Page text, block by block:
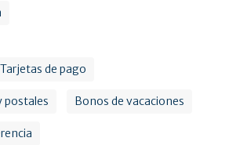
Tarjetas de pago
postales Bonos de vacaciones